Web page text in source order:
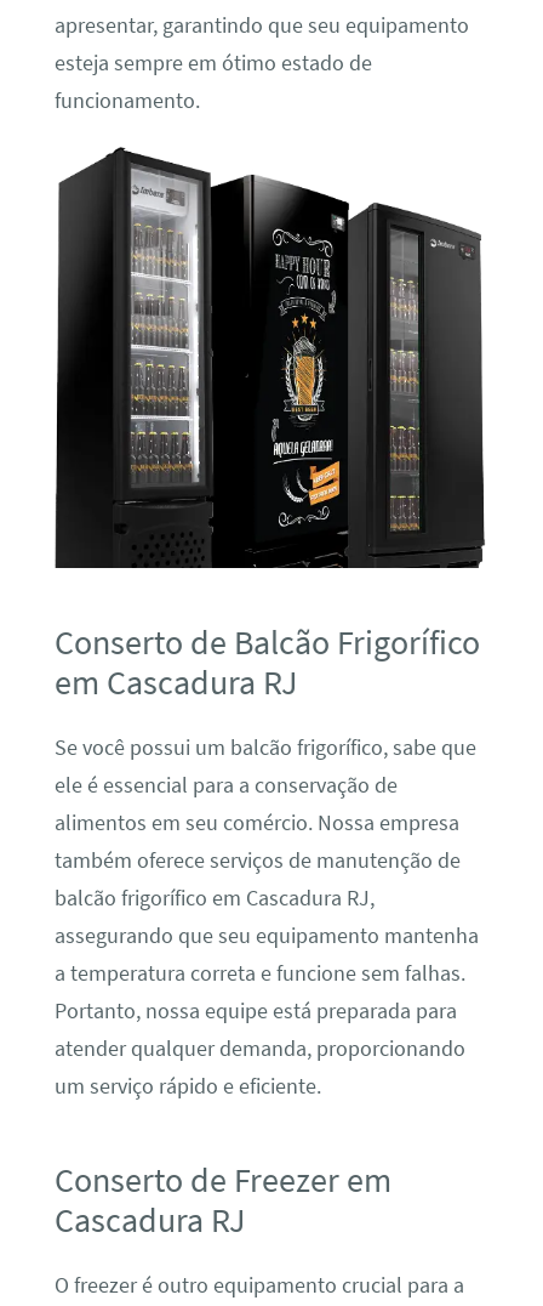
apresentar, garantindo que seu equipamento
esteja sempre em ótimo estado de
funcionamento.
Conserto de Balcão Frigorífico
em Cascadura RJ
Se você possui um balcão frigorífico, sabe que
ele é essencial para a conservação de
alimentos em seu comércio. Nossa empresa
também oferece serviços de manutenção de
balcão frigorífico em Cascadura RJ,
assegurando que seu equipamento mantenha
a temperatura correta e funcione sem falhas.
Portanto, nossa equipe está preparada para
atender qualquer demanda, proporcionando
um serviço rápido e eficiente.
Conserto de Freezer em
Cascadura RJ
O freezer é outro equipamento crucial para a